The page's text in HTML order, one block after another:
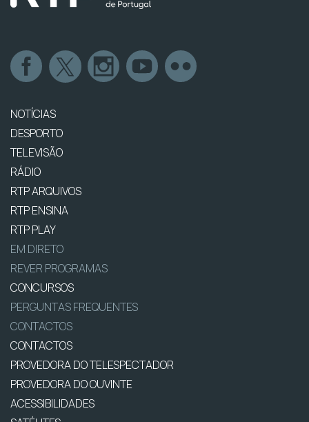
NOTÍCIAS
DESPORTO
TELEVISÃO
RÁDIO
RTP ARQUIVOS
RTP ENSINA
RTP PLAY
EM DIRETO
REVER PROGRAMAS
CONCURSOS
PERGUNTAS FREQUENTES
CONTACTOS
CONTACTOS
PROVEDORA DO TELESPECTADOR
PROVEDORA DO OUVINTE
ACESSIBILIDADES